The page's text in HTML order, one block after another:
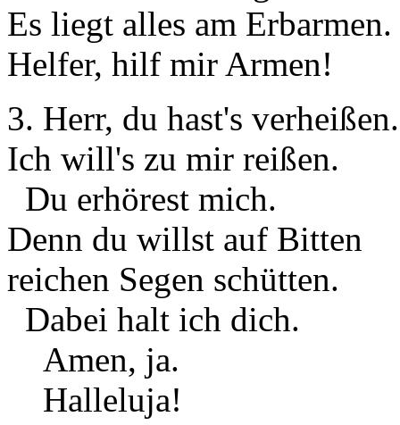
Es liegt alles am Erbarmen.
Helfer, hilf mir Armen!
3. Herr, du hast's verheißen.
Ich will's zu mir reißen.
Du erhörest mich.
Denn du willst auf Bitten
reichen Segen schütten.
Dabei halt ich dich.
Amen, ja.
Halleluja!